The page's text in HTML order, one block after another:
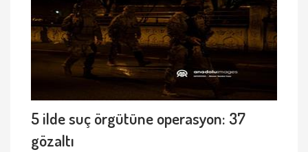
5 ilde suç örgütüne operasyon: 37
gözaltı